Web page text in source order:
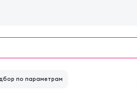
по параметрам